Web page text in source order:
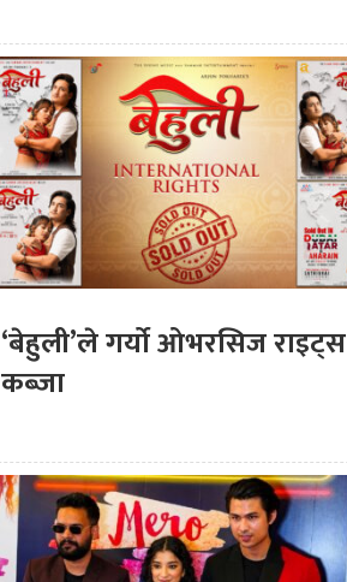
‘बेहुली’ले गर्यो ओभरसिज राइट्स
कब्जा